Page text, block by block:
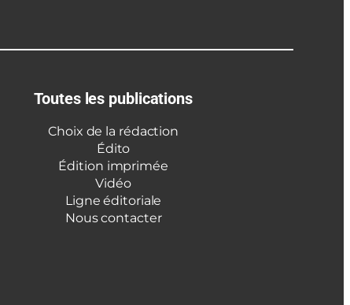
Toutes les publications
Choix de la rédaction
Édito
Édition imprimée
Vidéo
Ligne éditoriale
Nous contacter